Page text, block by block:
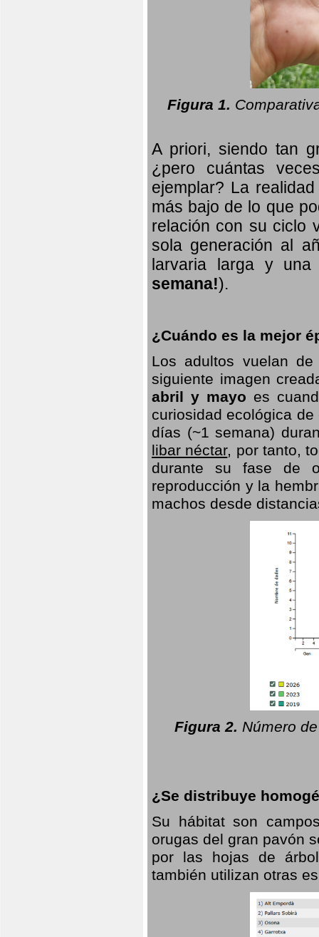
Figura 1.
A priori, siendo tan
¿pero cuántas
ejemplar? La
más bajo de lo que
relación con su ciclo
sola generación al
larvaria largay una
semana!).
¿Cuándo es la mejor
Los adultos vuelan
siguiente imagen
abril y mayo es
curiosidad ecológica
días (~1 semana)
libar néctar, por tanto,
durante su fase de
reproducción y la
machos desde
Figura 2. Número
¿Se distribuye
Su hábitat son
orugas del gran pavón
por las hojas de
también utilizan otras